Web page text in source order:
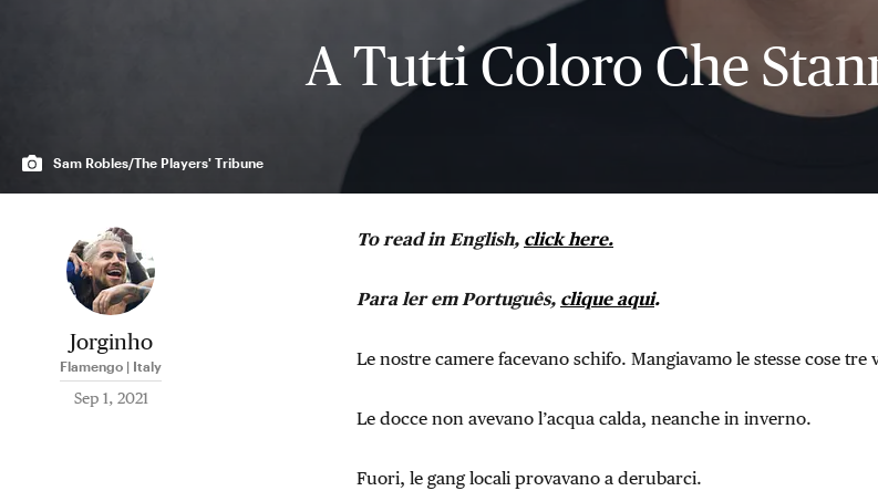
A Tutti Coloro Che
Sam Robles/The Players' Tribune
Jorginho
Flamengo | Italy
Sep 1, 2021
To read in English, click here.
Para ler em Português, clique aqui.
Le nostre camere facevano schifo. Mangiavamo le stesse cose tre
Le docce non avevano l’acqua calda, neanche in inverno.
Fuori, le gang locali provavano a derubarci.